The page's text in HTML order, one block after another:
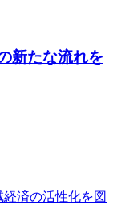
新たな流れを
済の活性化を図